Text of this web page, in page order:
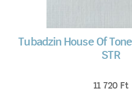
Tubadzin House Of
STR
11 720 Ft